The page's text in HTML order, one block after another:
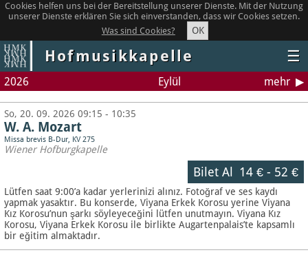
Cookies helfen uns bei der Bereitstellung unserer Dienste. Mit der Nutzung
unserer Dienste erklären Sie sich einverstanden, dass wir Cookies setzen.
Was sind Cookies?
OK
Hofmusikkapelle ☰
2026 Eylül mehr
So, 20. 09. 2026 09:15 - 10:35
W. A. Mozart
Missa brevis B-Dur, KV 275
Wiener Hofburgkapelle
Bilet Al 14 €- 52 €
Lütfen saat 9:00’a kadar yerlerinizi alınız. Fotoğraf ve ses kaydı
yapmak yasaktır. Bu konserde, Viyana Erkek Korosu yerine Viyana
Kız Korosu’nun şarkı söyleyeceğini lütfen unutmayın. Viyana Kız
Korosu, Viyana Erkek Korosu ile birlikte Augartenpalais’te kapsamlı
bir eğitim almaktadır.